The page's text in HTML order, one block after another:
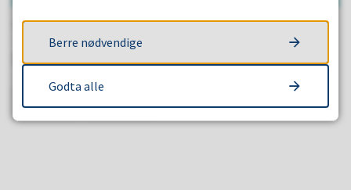
Publisert 14.01.2026 15.50 Sist endra 15.01.2026 11.51
Fann du det du leita etter?
JA NEI
Berre nødvendige
Godta alle